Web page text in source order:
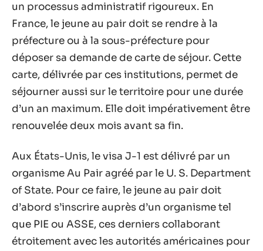
un processus administratif rigoureux. En
France, le jeune au pair doit se rendre à la
préfecture ou à la sous-préfecture pour
déposer sa demande de carte de séjour. Cette
carte, délivrée par ces institutions, permet de
séjourner aussi sur le territoire pour une durée
d’un an maximum. Elle doit impérativement être
renouvelée deux mois avant sa fin.
Aux États-Unis, le visa J-1 est délivré par un
organisme Au Pair agréé par le U. S. Department
of State. Pour ce faire, le jeune au pair doit
d’abord s’inscrire auprès d’un organisme tel
que PIE ou ASSE, ces derniers collaborant
étroitement avec les autorités américaines pour